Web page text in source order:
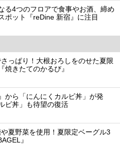
る4つのフロアで食事やお酒、締め
ポット『reDine 新宿』に注目
っぱり！大根おろしをのせた夏限
焼きたてのかるび』
から「にんにくカルビ丼」が発
ビ丼」も待望の復活
夏野菜を使用！夏限定ベーグル3
』